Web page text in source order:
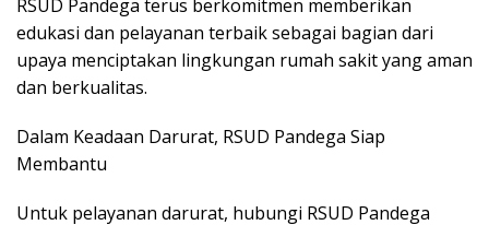
RSUD Pandega terus berkomitmen memberikan
edukasi dan pelayanan terbaik sebagai bagian dari
upaya menciptakan lingkungan rumah sakit yang aman
dan berkualitas.
Dalam Keadaan Darurat, RSUD Pandega Siap
Membantu
Untuk pelayanan darurat, hubungi RSUD Pandega